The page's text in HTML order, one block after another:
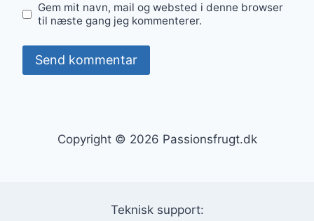
Gem mit navn, mail og websted i denne browser
til næste gang jeg kommenterer.
Copyright © 2026 Passionsfrugt.dk
Teknisk support: